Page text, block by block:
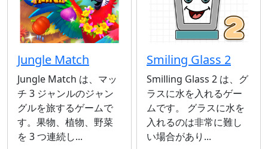
Jungle Match
Jungle Match は、マッ
チ 3 ジャンルのジャン
グルを旅するゲームで
す。果物、植物、野菜
を 3 つ連続し...
Smiling Glass 2
Smilling Glass 2 は、グ
ラスに水を入れるゲー
ムです。 グラスに水を
入れるのは非常に難し
い場合があり...